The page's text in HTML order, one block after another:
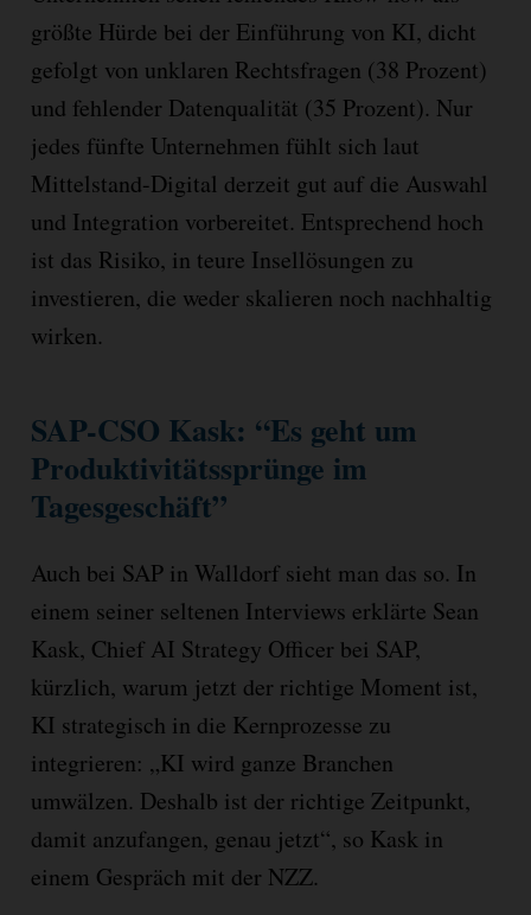
größte Hürde bei der Einführung von KI, dicht
gefolgt von unklaren Rechtsfragen (38 Prozent)
und fehlender Datenqualität (35 Prozent). Nur
jedes fünfte Unternehmen fühlt sich laut
Mittelstand-Digital derzeit gut auf die Auswahl
und Integration vorbereitet. Entsprechend hoch
ist das Risiko, in teure Insellösungen zu
investieren, die weder skalieren noch nachhaltig
wirken.
SAP-CSO Kask: “Es geht um
Produktivitätssprünge im
Tagesgeschäft”
Auch bei SAP in Walldorf sieht man das so. In
einem seiner seltenen Interviews erklärte Sean
Kask, Chief AI Strategy Officer bei SAP,
kürzlich, warum jetzt der richtige Moment ist,
KI strategisch in die Kernprozesse zu
integrieren: „KI wird ganze Branchen
umwälzen. Deshalb ist der richtige Zeitpunkt,
damit anzufangen, genau jetzt“, so Kask in
einem Gespräch mit der NZZ.